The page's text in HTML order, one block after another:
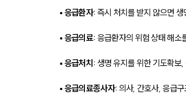
▪ 응급환자: 즉시 처치를 받지 않으면
▪ 응급의료: 응급환자의 위험 상태 해소
▪ 응급처치: 생명 유지를 위한 기도확보
▪ 응급의료종사자: 의사, 간호사, 응급